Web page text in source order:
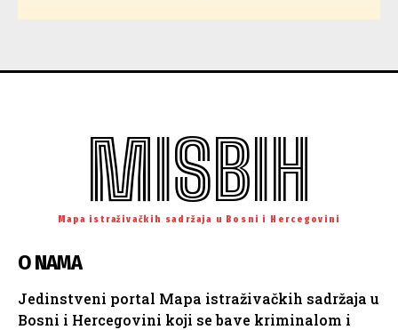
MISBIH
Mapa istraživačkih sadržaja u Bosni i Hercegovini
O NAMA
Jedinstveni portal Mapa istraživačkih sadržaja u
Bosni i Hercegovini koji se bave kriminalom i